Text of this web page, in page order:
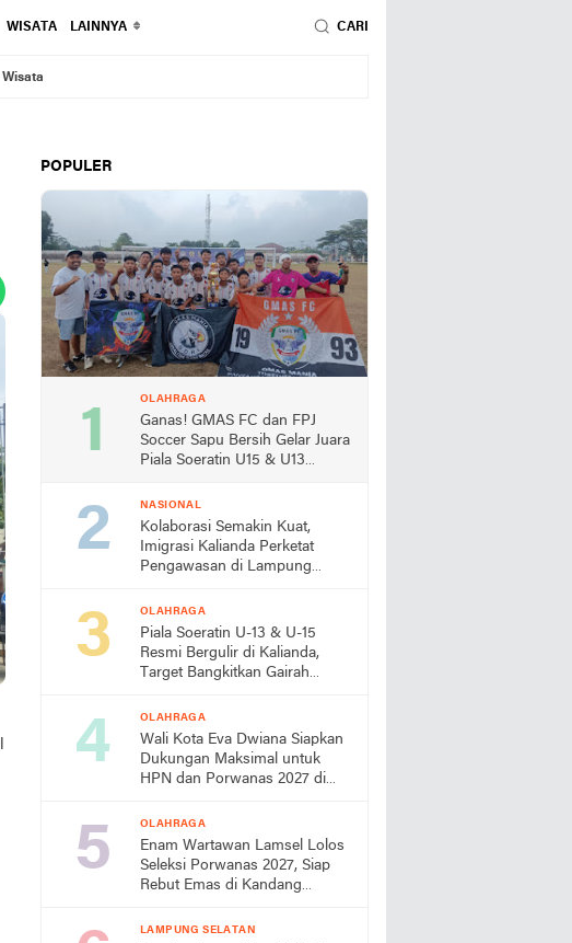
WISATA LAINNYA CARI
Wisata
POPULER
OLAHRAGA
Ganas! GMAS FC dan FPJ
Soccer Sapu Bersih Gelar Juara
Piala Soeratin U15 & U13
NASIONAL
Kolaborasi Semakin Kuat,
Imigrasi Kalianda Perketat
Pengawasan di Lampung
OLAHRAGA
Piala Soeratin U-13 & U-15
Resmi Bergulir di Kalianda,
Target Bangkitkan Gairah
OLAHRAGA
Wali Kota Eva Dwiana Siapkan
Dukungan Maksimal untuk
HPN dan Porwanas 2027 di
OLAHRAGA
Enam Wartawan Lamsel Lolos
Seleksi Porwanas 2027, Siap
Rebut Emas di Kandang
LAMPUNG SELATAN